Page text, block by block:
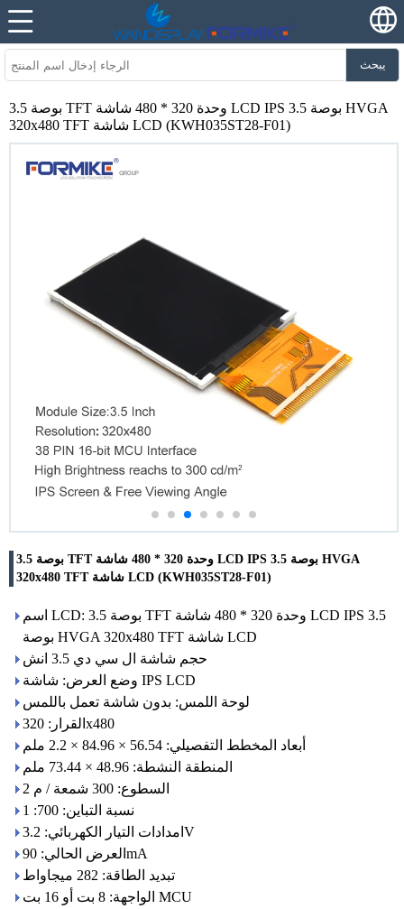
يبحث
3.5 بوصة TFT وحدة 320 * 480 شاشة LCD IPS 3.5 بوصة HVGA
320x480 TFT شاشة LCD (KWH035ST28-F01)
3.5 بوصة TFT وحدة 320 * 480 شاشة LCD IPS 3.5 بوصة HVGA
320x480 TFT شاشة LCD (KWH035ST28-F01)
اسم LCD: 3.5 بوصة TFT وحدة 320 * 480 شاشة LCD IPS 3.5
بوصة HVGA 320x480 TFT شاشة LCD
حجم شاشة ال سي دي 3.5 انش
وضع العرض: شاشة IPS LCD
لوحة اللمس: بدون شاشة تعمل باللمس
القرار: 320x480
أبعاد المخطط التفصيلي: 56.54 × 84.96 × 2.2 ملم
المنطقة النشطة: 48.96 × 73.44 ملم
السطوع: 300 شمعة / م 2
نسبة التباين: 700: 1
امدادات التيار الكهربائي: 3.2V
العرض الحالي: 90mA
تبديد الطاقة: 282 ميجاواط
الواجهة: 8 بت أو 16 بت MCU